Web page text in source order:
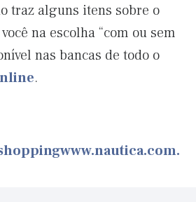
traz alguns itens sobre o
na escolha “com ou sem
nas bancas de todo o
.